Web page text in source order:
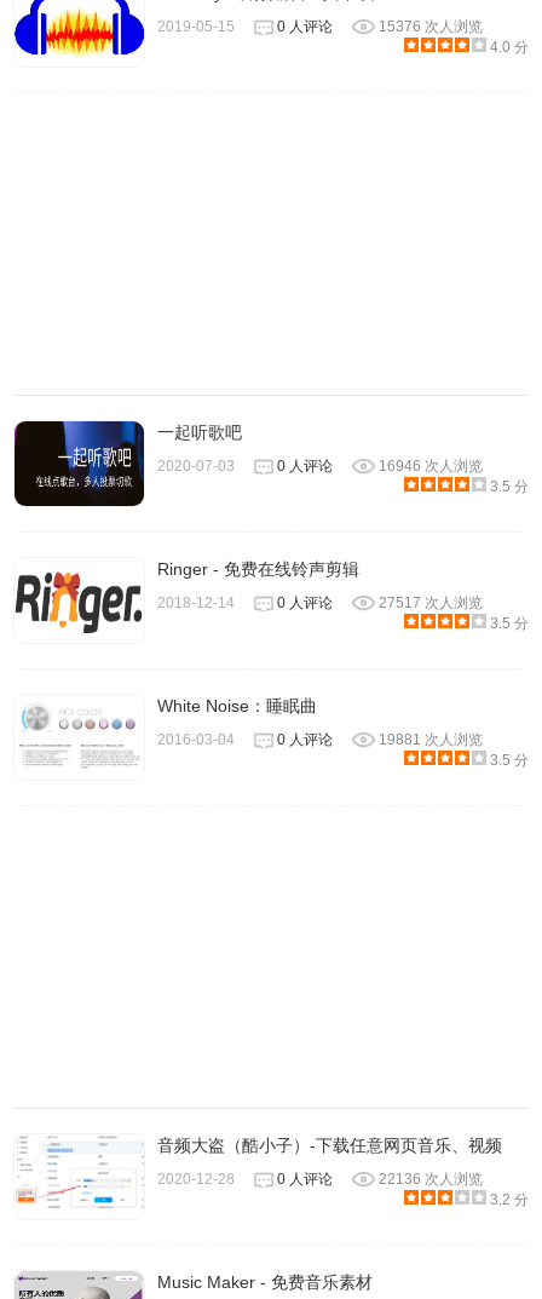
MusicTools 第二神的地方在于，能以无损品质（flac、ape）
和高码率品质下载歌曲。
2019-05-15 0 人评论
15376 次人浏览
4.0 分
一起听歌吧
2020-07-03 0 人评论
16946 次人浏览
3.5 分
Ringer - 免费在线铃声剪辑
2018-12-14 0 人评论
27517 次人浏览
3.5 分
White Noise：睡眠曲
2016-03-04 0 人评论
19881 次人浏览
3.5 分
音频大盗（酷小子）-下载任意网页音乐、视频
2020-12-28 0 人评论
22136 次人浏览
3.2 分
Music Maker - 免费音乐素材